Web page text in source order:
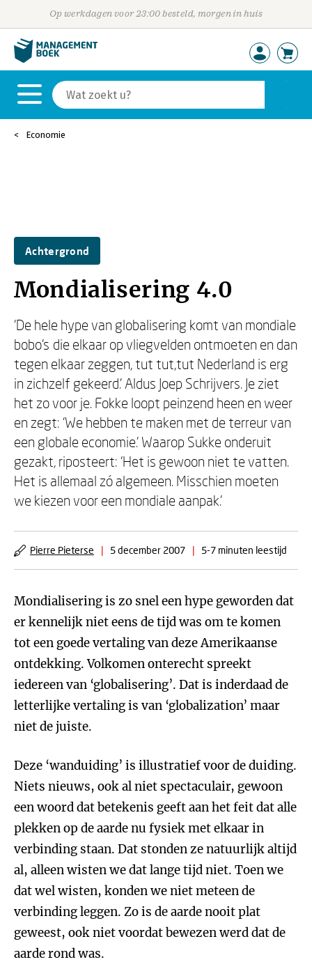
Op werkdagen voor 23:00 besteld, morgen in huis
Economie
Achtergrond
Mondialisering 4.0
‘De hele hype van globalisering komt van mondiale
bobo’s die elkaar op vliegvelden ontmoeten en dan
tegen elkaar zeggen, tut tut,tut Nederland is erg
in zichzelf gekeerd.’ Aldus Joep Schrijvers. Je ziet
het zo voor je. Fokke loopt peinzend heen en weer
en zegt: ‘We hebben te maken met de terreur van
een globale economie.’ Waarop Sukke onderuit
gezakt, riposteert: ‘Het is gewoon niet te vatten.
Het is allemaal zó algemeen. Misschien moeten
we kiezen voor een mondiale aanpak.’
Pierre Pieterse | 5 december 2007 | 5-7 minuten leestijd
Mondialisering is zo snel een hype geworden dat
er kennelijk niet eens de tijd was om te komen
tot een goede vertaling van deze Amerikaanse
ontdekking. Volkomen onterecht spreekt
iedereen van ‘globalisering’. Dat is inderdaad de
letterlijke vertaling is van ‘globalization’ maar
niet de juiste.
Deze ‘wanduiding’ is illustratief voor de duiding.
Niets nieuws, ook al niet spectaculair, gewoon
een woord dat betekenis geeft aan het feit dat alle
plekken op de aarde nu fysiek met elkaar in
verbinding staan. Dat stonden ze natuurlijk altijd
al, alleen wisten we dat lange tijd niet. Toen we
dat wel wisten, konden we niet meteen de
verbinding leggen. Zo is de aarde nooit plat
geweest, ook niet voordat bewezen werd dat de
aarde rond was.